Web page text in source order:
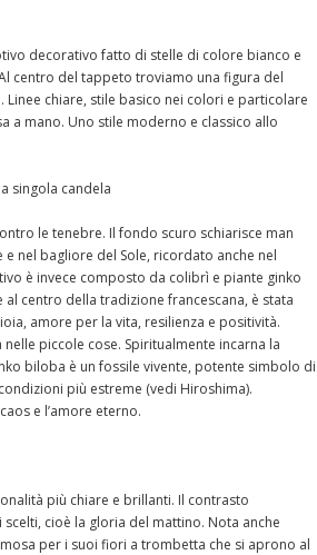
decorativo fatto di stelle di colore bianco e
centro del tappeto troviamo una figura del
chiare, stile basico nei colori e particolare
a mano. Uno stile moderno e classico allo
singola candela
le tenebre. Il fondo scuro schiarisce man
nel bagliore del Sole, ricordato anche nel
è invece composto da colibrì e piante ginko
centro della tradizione francescana, è stata
amore per la vita, resilienza e positività.
piccole cose. Spiritualmente incarna la
biloba è un fossile vivente, potente simbolo di
più estreme (vedi Hiroshima).
e l’amore eterno.
più chiare e brillanti. Il contrasto
cioè la gloria del mattino. Nota anche
per i suoi fiori a trombetta che si aprono al